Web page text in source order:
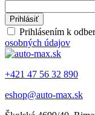
Prihlásiť
Prihlásením k
osobných údajov
+421 47 56 32 890
eshop@auto-max.sk